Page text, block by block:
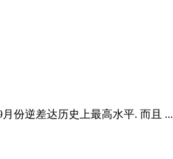
份逆差达历史上最高水平. 而且 ...